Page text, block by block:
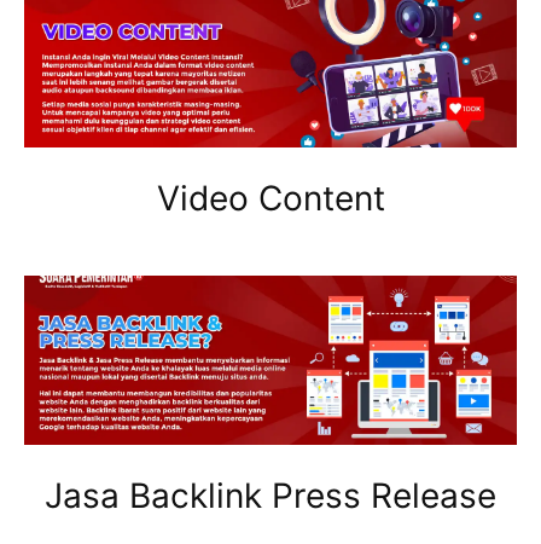
Video Content
Jasa Backlink Press Release